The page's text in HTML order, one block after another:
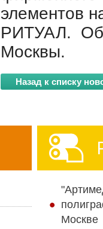
элементов
РИТУАЛ.
Москвы.
Назад к списку
Москве